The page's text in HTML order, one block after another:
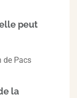
peut
de Pacs
la